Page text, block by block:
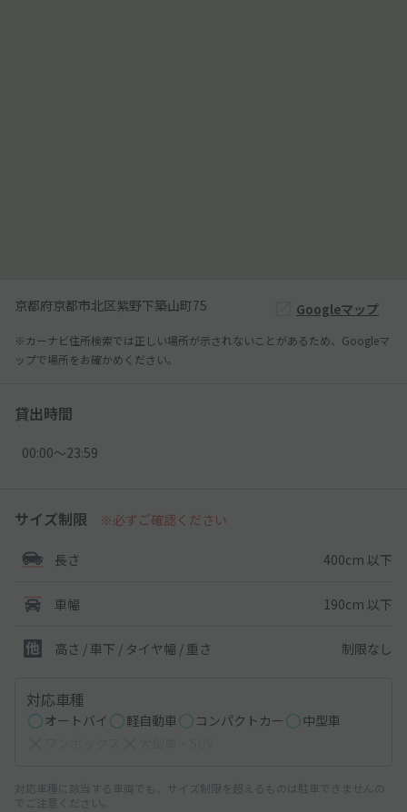
京都府京都市北区紫野下築山町75 Googleマップ
※カーナビ住所検索では正しい場所が示されないことがあるため、Googleマ
ップで場所をお確かめください。
貸出時間
00:00〜23:59
サイズ制限 ※必ずご確認ください
長さ 400cm 以下
車幅 190cm 以下
高さ / 車下 / タイヤ幅 / 重さ 制限なし
対応車種
オートバイ 軽自動車 コンパクトカー
中型車
対応車種に該当する車両でも、サイズ制限を超えるものは駐車できませんの
でご注意ください。